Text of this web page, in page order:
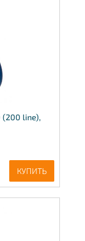
(200 line),
КУПИТЬ